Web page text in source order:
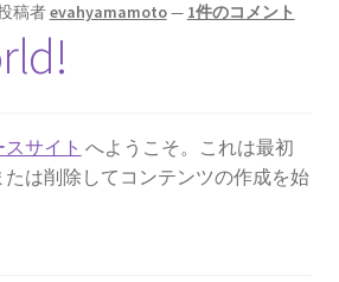
稿者evahyamamoto— 1件のコメント
サイト へようこそ。これは最初
は削除してコンテンツの作成を始